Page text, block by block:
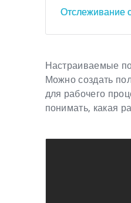
Отслеживание
Настраиваемые
Можно создать
для рабочего
понимать, какая